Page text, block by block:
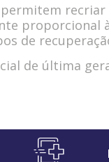
de
de última